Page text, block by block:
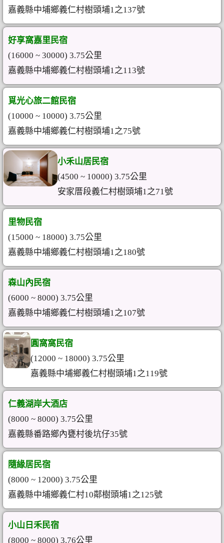
嘉義縣中埔鄉義仁村樹頭埔1之137號
好享窩嘉里民宿
(16000 ~ 30000) 3.75公里
嘉義縣中埔鄉義仁村樹頭埔1之113號
覓光心旅二館民宿
(10000 ~ 10000) 3.75公里
嘉義縣中埔鄉義仁村樹頭埔1之75號
小禾山居民宿
(4500 ~ 10000) 3.75公里
安家厝段義仁村樹頭埔1之71號
里物民宿
(15000 ~ 18000) 3.75公里
嘉義縣中埔鄉義仁村樹頭埔1之180號
森山內民宿
(6000 ~ 8000) 3.75公里
嘉義縣中埔鄉義仁村樹頭埔1之107號
圓窩窩民宿
(12000 ~ 18000) 3.75公里
嘉義縣中埔鄉義仁村樹頭埔1之119號
仁義湖岸大酒店
(8000 ~ 8000) 3.75公里
嘉義縣番路鄉內甕村後坑仔35號
隨緣居民宿
(8000 ~ 12000) 3.75公里
嘉義縣中埔鄉義仁村10鄰樹頭埔1之125號
小山日禾民宿
(8000 ~ 8000) 3.76公里